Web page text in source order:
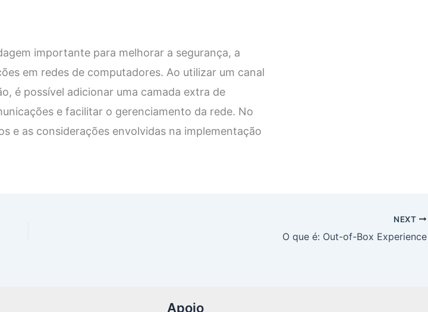
importante para melhorar a segurança, a
em redes de computadores. Ao utilizar um canal
é possível adicionar uma camada extra de
e facilitar o gerenciamento da rede. No
e as considerações envolvidas na implementação
NEXT
O que é: Out-of-Box Experience
Apoio